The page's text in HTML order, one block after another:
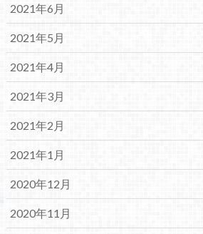
2021年6月
2021年5月
2021年4月
2021年3月
2021年2月
2021年1月
2020年12月
2020年11月